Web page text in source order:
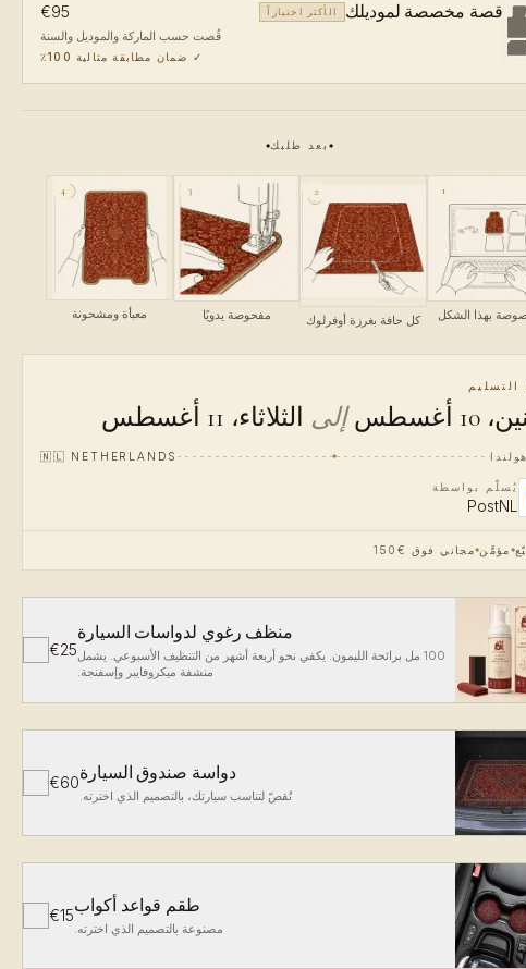
قصة مخصصة لموديلك الأكثر اختياراً €95
قُصت حسب الماركة والموديل والسنة
✓ ضمان مطابقة مثالية 100٪
بعد طلبك
1
بهذا الشكل
2
كل حافة بغرزة أوفرلوك
3
مفحوصة يدويًا
4
معبأة ومشحونة
التسليم
10 أغسطس إلى الثلاثاء، 11 أغسطس
هولندا 🇳🇱 NETHERLANDS
يُسلّم بواسطة
PostNL
مؤمَّن مجاني فوق €150
منظف رغوي لدواسات السيارة
100 مل برائحة الليمون. يكفي نحو أربعة أشهر من التنظيف الأسبوعي. يشمل
منشفة ميكروفايبر وإسفنجة.
€25
دواسة صندوق السيارة
تُقصّ لتناسب سيارتك، بالتصميم الذي اخترته.
€60
طقم قواعد أكواب
مصنوعة بالتصميم الذي اخترته.
€15